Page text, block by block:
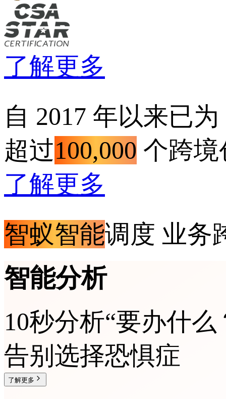
了解更多
自 2017 年以来已为
超过100,000 个跨
了解更多
智蚁智能调度 业务
智能分析
10秒分析“要办什么
告别选择恐惧症
了解更多